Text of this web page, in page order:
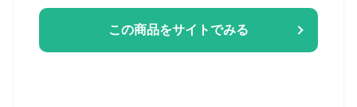
この商品をサイトでみる